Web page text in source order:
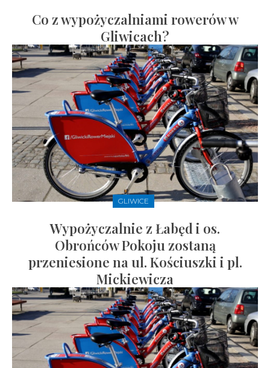
Co z wypożyczalniami rowerów w
Gliwicach?
GLIWICE
Wypożyczalnie z Łabęd i os.
Obrońców Pokoju zostaną
przeniesione na ul. Kościuszki i pl.
Mickiewicza